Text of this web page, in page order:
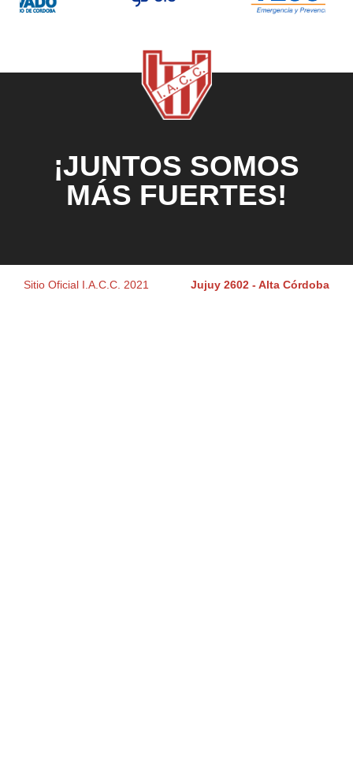
¡JUNTOS SOMOS
MÁS FUERTES!
Sitio Oficial I.A.C.C. 2021 Jujuy 2602 - Alta Córdoba